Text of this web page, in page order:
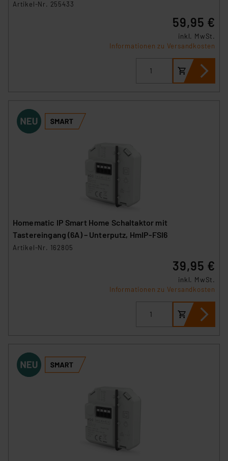
Artikel-Nr. 255433
59,95 €
inkl. MwSt.
Informationen zu Versandkosten
Homematic IP Smart Home Schaltaktor mit
Tastereingang (6A) – Unterputz, HmIP-FSI6
Artikel-Nr. 162805
39,95 €
inkl. MwSt.
Informationen zu Versandkosten